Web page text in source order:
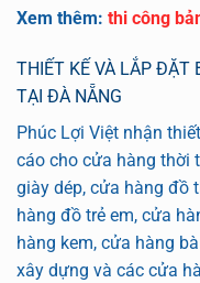
Xem thêm: thi công
THIẾT KẾ VÀ LẮP ĐẶT
TẠI ĐÀ NẴNG
Phúc Lợi Việt nhận
cáo cho cửa hàng thời
giày dép, cửa hàng đồ
hàng đồ trẻ em, cửa
hàng kem, cửa hàng
xây dựng và các cửa